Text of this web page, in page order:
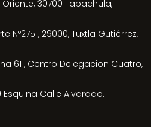
30700 Tapachula,
Nº275 , 29000, Tuxtla Gutiérrez,
611, Centro Delegacion Cuatro,
Esquina Calle Alvarado.